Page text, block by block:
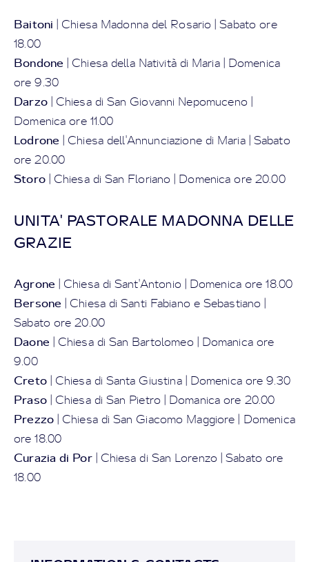
Baitoni | Chiesa Madonna del Rosario | Sabato ore
18.00
Bondone | Chiesa della Natività di Maria | Domenica
ore 9.30
Darzo| Chiesa di San Giovanni Nepomuceno |
Domenica ore 11.00
Lodrone | Chiesa dell'Annunciazione di Maria | Sabato
ore 20.00
Storo| Chiesa di San Floriano | Domenica ore 20.00
UNITA' PASTORALE MADONNA DELLE
GRAZIE
Agrone | Chiesa di Sant'Antonio | Domenica ore 18.00
Bersone | Chiesa di Santi Fabiano e Sebastiano |
Sabato ore 20.00
Daone | Chiesa di San Bartolomeo | Domanica ore
9.00
Creto| Chiesa di Santa Giustina | Domenica ore 9.30
Praso| Chiesa di San Pietro | Domanica ore 20.00
Prezzo | Chiesa di San Giacomo Maggiore | Domenica
ore 18.00
Curazia di Por
| Chiesa di San Lorenzo | Sabato ore
18.00